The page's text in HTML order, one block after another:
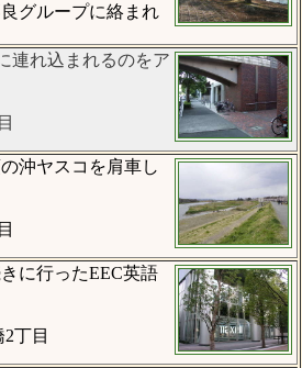
グループに絡まれ
連れ込まれるのをア
沖ヤスコを肩車し
に行ったEEC英語
丁目